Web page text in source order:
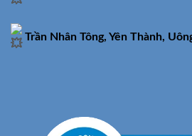
Trần Nhân Tông, Yên Thành,